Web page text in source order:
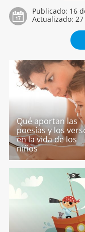
Publicado: 16
Actualizado:
Qué aportan las
poesías y los
en la vida de los
niños